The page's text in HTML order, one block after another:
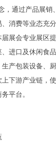
，通过产品展销
消费等业态充
展会专业展区
进口及休闲食
产包装设备、
上下游产业链，
平台。